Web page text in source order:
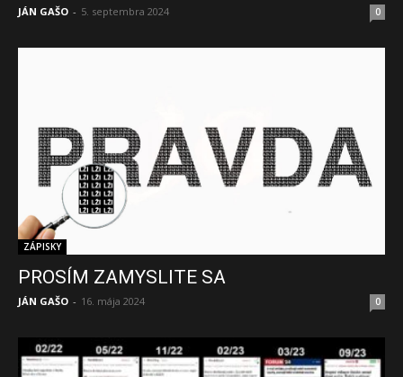
JÁN GAŠO - 5. septembra 2024 0
ZÁPISKY
PROSÍM ZAMYSLITE SA
JÁN GAŠO - 16. mája 2024 0